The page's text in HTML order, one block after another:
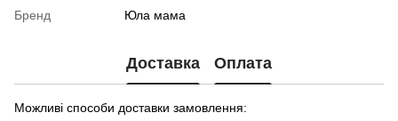
Бренд
Юла мама
Доставка Оплата
Можливі способи доставки замовлення: